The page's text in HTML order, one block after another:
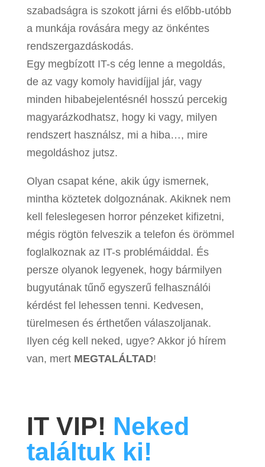
szabadságra is szokott járni és előbb-utóbb
a munkája rovására megy az önkéntes
rendszergazdáskodás.
Egy megbízott IT-s cég lenne a megoldás,
de az vagy komoly havidíjjal jár, vagy
minden hibabejelentésnél hosszú percekig
magyarázkodhatsz, hogy ki vagy, milyen
rendszert használsz, mi a hiba…, mire
megoldáshoz jutsz.
Olyan csapat kéne, akik úgy ismernek,
mintha köztetek dolgoznának. Akiknek nem
kell feleslegesen horror pénzeket kifizetni,
mégis rögtön felveszik a telefon és örömmel
foglalkoznak az IT-s problémáiddal. És
persze olyanok legyenek, hogy bármilyen
bugyutának tűnő egyszerű felhasználói
kérdést fel lehessen tenni. Kedvesen,
türelmesen és érthetően válaszoljanak.
Ilyen cég kell neked, ugye? Akkor jó hírem
van, mert MEGTALÁLTAD!
IT VIP! Neked
találtuk ki!